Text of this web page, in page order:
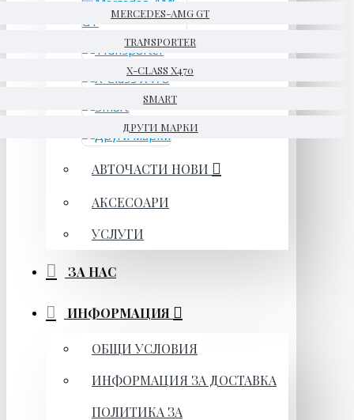
MERCEDES-AMG GT
TRANSPORTER
X-CLASS X470
SMART
ДРУГИ МАРКИ
АВТОЧАСТИ НОВИ
АКСЕСОАРИ
УСЛУГИ
ЗА НАС
ИНФОРМАЦИЯ
ОБЩИ УСЛОВИЯ
ИНФОРМАЦИЯ ЗА ДОСТАВКА
ПОЛИТИКА ЗА